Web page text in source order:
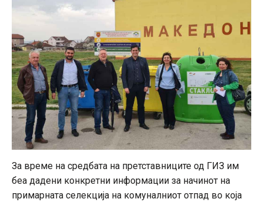
За време на средбата на претставниците од ГИЗ им
беа дадени конкретни информации за начинот на
примарната селекција на комуналниот отпад во која